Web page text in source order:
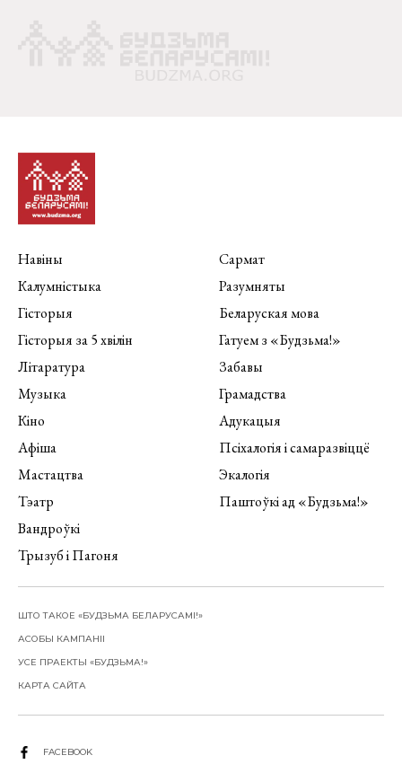
Навіны
Калумністыка
Гісторыя
Гісторыя за 5 хвілін
Літаратура
Музыка
Кіно
Афіша
Мастацтва
Тэатр
Вандроўкі
Трызуб і Пагоня
Сармат
Разумняты
Беларуская мова
Гатуем з «Будзьма!»
Забавы
Грамадства
Адукацыя
Псіхалогія і самаразвіццё
Экалогія
Паштоўкі ад «Будзьма!»
ШТО ТАКОЕ «БУДЗЬМА БЕЛАРУСАМІ!»
АСОБЫ КАМПАНІІ
УСЕ ПРАЕКТЫ «БУДЗЬМА!»
КАРТА САЙТА
FACEBOOK